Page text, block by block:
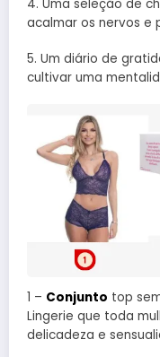
4. Uma seleção de
acalmar os nervos e
5. Um diário de
cultivar uma
1 – Conjunto top
Lingerie que toda
delicadeza e